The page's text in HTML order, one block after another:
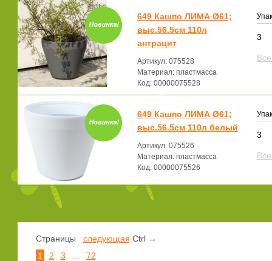
649 Кашпо ЛИМА Ø61;
выс.56.5см 110л
антрацит
Артикул: 075528
Материал: пластмасса
Код: 00000075528
3
649 Кашпо ЛИМА Ø61;
выс.56.5см 110л белый
Артикул: 075526
Материал: пластмасса
Код: 00000075526
3
Страницы следующая Ctrl →
1
2 3 72